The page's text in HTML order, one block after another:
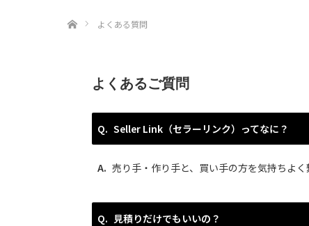
よくある質問
よくあるご質問
Seller Link（セラーリンク）ってなに？
売り手・作り手と、買い手の方を気持ちよく
見積りだけでもいいの？